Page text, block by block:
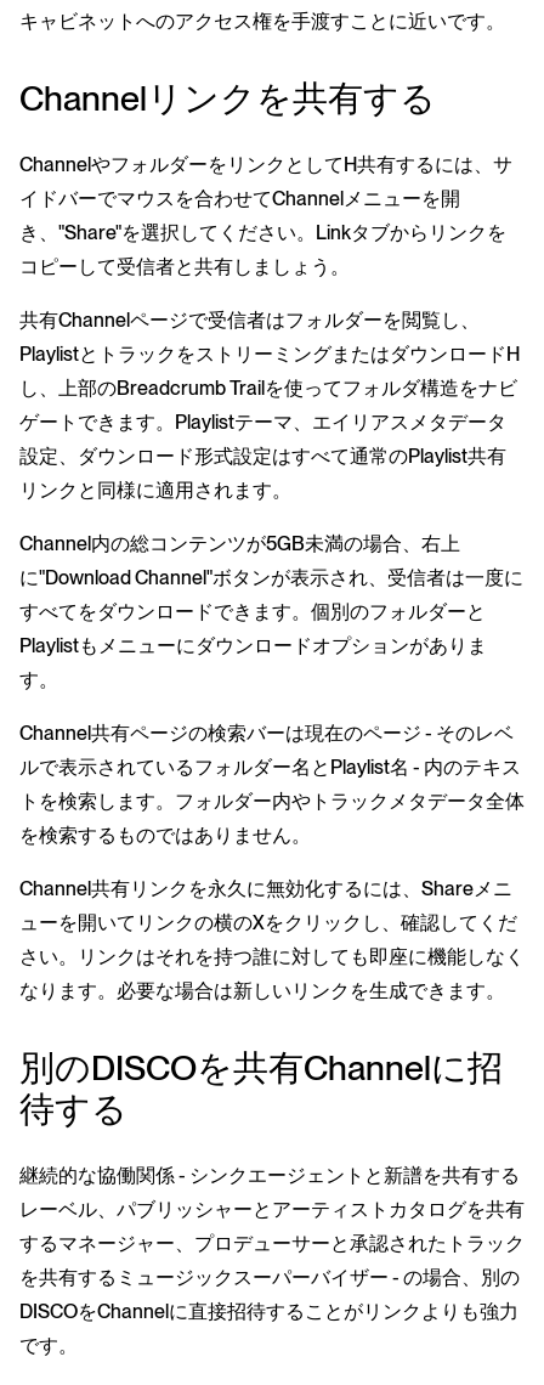
キャビネットへのアクセス権を手渡すことに近いです。
Channelリンクを共有する
ChannelやフォルダーをリンクとしてH共有するには、サ
イドバーでマウスを合わせてChannelメニューを開
き、"Share"を選択してください。Linkタブからリンクを
コピーして受信者と共有しましょう。
共有Channelページで受信者はフォルダーを閲覧し、
PlaylistとトラックをストリーミングまたはダウンロードH
し、上部のBreadcrumb Trailを使ってフォルダ構造をナビ
ゲートできます。Playlistテーマ、エイリアスメタデータ
設定、ダウンロード形式設定はすべて通常のPlaylist共有
リンクと同様に適用されます。
Channel内の総コンテンツが5GB未満の場合、右上
に"Download Channel"ボタンが表示され、受信者は一度に
すべてをダウンロードできます。個別のフォルダーと
Playlistもメニューにダウンロードオプションがありま
す。
Channel共有ページの検索バーは現在のページ - そのレベ
ルで表示されているフォルダー名とPlaylist名 - 内のテキス
トを検索します。フォルダー内やトラックメタデータ全体
を検索するものではありません。
Channel共有リンクを永久に無効化するには、Shareメニ
ューを開いてリンクの横のXをクリックし、確認してくだ
さい。リンクはそれを持つ誰に対しても即座に機能しなく
なります。必要な場合は新しいリンクを生成できます。
別のDISCOを共有Channelに招
待する
継続的な協働関係 - シンクエージェントと新譜を共有する
レーベル、パブリッシャーとアーティストカタログを共有
するマネージャー、プロデューサーと承認されたトラック
を共有するミュージックスーパーバイザー - の場合、別の
DISCOをChannelに直接招待することがリンクよりも強力
です。